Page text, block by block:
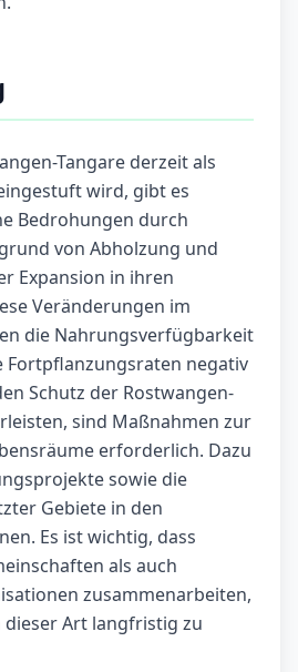
Tangare derzeit als
wird, gibt es
Bedrohungen durch
von Abholzung und
Expansion in ihren
Veränderungen im
die Nahrungsverfügbarkeit
negativ
Schutz der Rostwangen-
sind Maßnahmen zur
erforderlich. Dazu
sowie die
Gebiete in den
Es ist wichtig, dass
als auch
zusammenarbeiten,
dieser Art langfristig zu